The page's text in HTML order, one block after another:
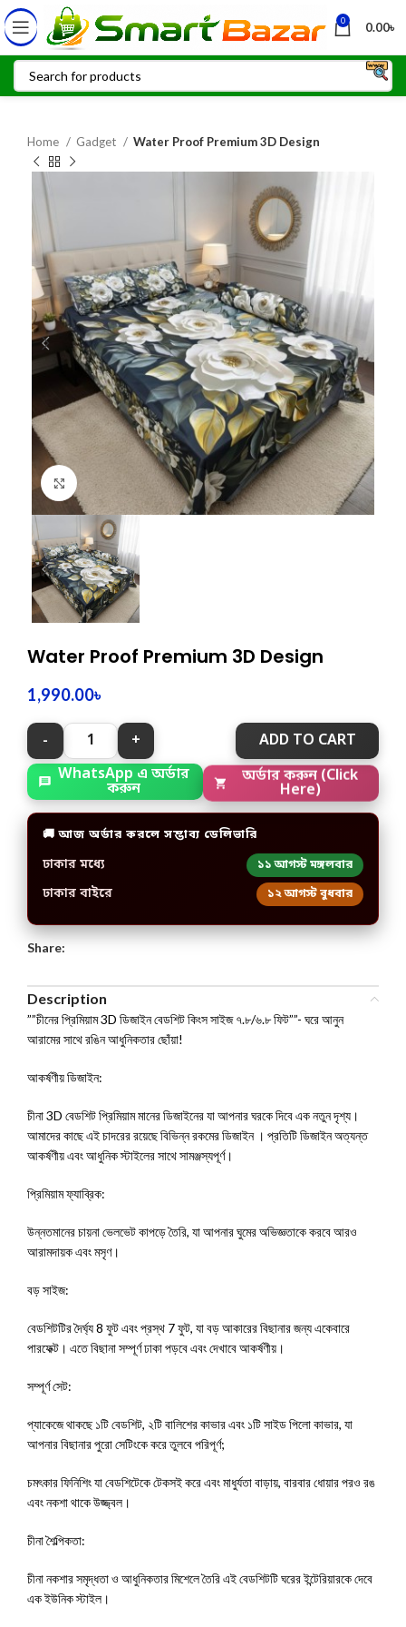
0 0.00৳
Home Gadget Water Proof Premium 3D Design
Click to enlarge
Water Proof Premium 3D Design
1,990.00৳
ADD TO CART
WhatsApp এ অর্ডার
করুন
অর্ডার করুন (Click
Here)
🚚 আজ অর্ডার করলে সম্ভাব্য ডেলিভারি
ঢাকার মধ্যে ১১ আগস্ট মঙ্গলবার
ঢাকার বাইরে ১২ আগস্ট বুধবার
Share:
Description
””চীনের প্রিমিয়াম 3D ডিজাইন বেডশিট কিংস সাইজ ৭.৮/৬.৮ ফিট””- ঘরে আনুন
আরামের সাথে রঙিন আধুনিকতার ছোঁয়া!
আকর্ষণীয় ডিজাইন:
চীনা 3D বেডশিট প্রিমিয়াম মানের ডিজাইনের যা আপনার ঘরকে দিবে এক নতুন দৃশ্য।
আমাদের কাছে এই চাদরের রয়েছে বিভিন্ন রকমের ডিজাইন । প্রতিটি ডিজাইন অত্যন্ত
আকর্ষণীয় এবং আধুনিক স্টাইলের সাথে সামঞ্জস্যপূর্ণ।
প্রিমিয়াম ফ্যাব্রিক:
উন্নতমানের চায়না ভেলভেট কাপড়ে তৈরি, যা আপনার ঘুমের অভিজ্ঞতাকে করবে আরও
আরামদায়ক এবং মসৃণ।
বড় সাইজ:
বেডশিটটির দৈর্ঘ্য 8 ফুট এবং প্রস্থ 7 ফুট, যা বড় আকারের বিছানার জন্য একেবারে
পারফেক্ট। এতে বিছানা সম্পূর্ণ ঢাকা পড়বে এবং দেখাবে আকর্ষণীয়।
সম্পূর্ণ সেট:
প্যাকেজে থাকছে ১টি বেডশিট, ২টি বালিশের কাভার এবং ১টি সাইড পিলো কাভার, যা
আপনার বিছানার পুরো সেটিংকে করে তুলবে পরিপূর্ণ;
চমৎকার ফিনিশিং যা বেডশিটেকে টেকসই করে এবং মাধুর্যতা বাড়ায়, বারবার ধোয়ার পরও রঙ
এবং নকশা থাকে উজ্জ্বল।
চীনা শৈল্পিকতা:
চীনা নকশার সমৃদ্ধতা ও আধুনিকতার মিশেলে তৈরি এই বেডশিটটি ঘরের ইন্টেরিয়ারকে দেবে
এক ইউনিক স্টাইল।